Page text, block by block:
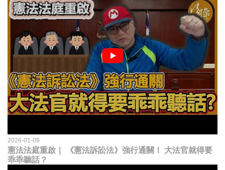
2026-01-09
憲法法庭重啟｜ 《憲法訴訟法》強行通關！ 大法官就得要
乖乖聽話？